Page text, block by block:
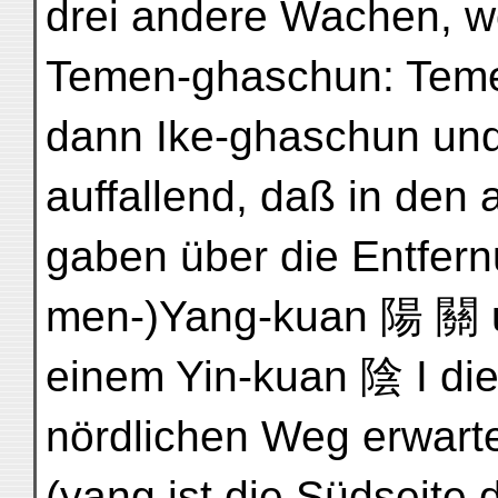
drei andere Wachen,
Temen-ghaschun:
dann Ike-ghaschun
auffallend, daß in den
gaben über die
men-)Yang-kuan 陽 關
einem Yin-kuan 陰 I
nördlichen Weg